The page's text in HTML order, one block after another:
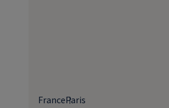
FranceParis